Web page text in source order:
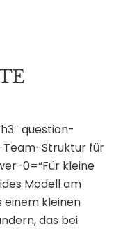
question-
Team-Struktur für
0=“Für kleine
Modell am
einem kleinen
das bei